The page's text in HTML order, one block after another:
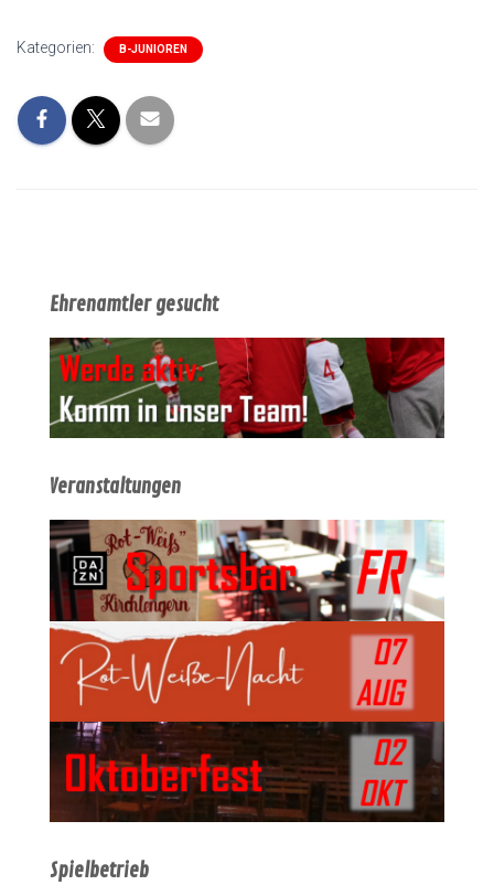
Kategorien: B-JUNIOREN
Ehrenamtler gesucht
Veranstaltungen
Spielbetrieb